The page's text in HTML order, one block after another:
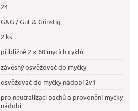
24
G&G / Gut & Günstig
2 ks
přibližně 2 x 60 mycích cyklů
závěsný osvěžovač do myčky
osvěžovač do myčky nádobí 2v1
pro neutralizaci pachů a provonění myčky
nádobí